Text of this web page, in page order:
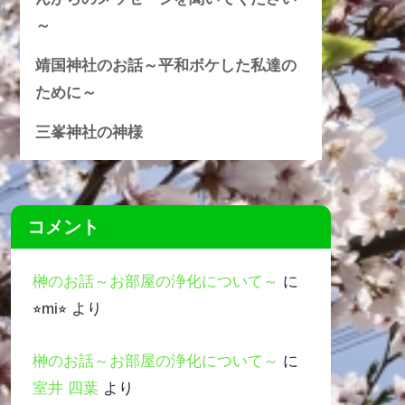
～
靖国神社のお話～平和ボケした私達の
ために～
三峯神社の神様
コメント
榊のお話～お部屋の浄化について～ に
⭐︎mi⭐︎ より
榊のお話～お部屋の浄化について～ に
室井 四葉 より